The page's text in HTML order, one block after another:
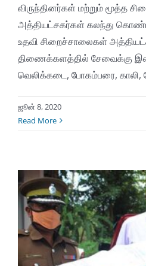
விருந்தினர்கள் மற்றும் மூத்த
அத்தியட்சகர்கள் கலந்து
உதவி சிறைச்சாலைகள்
திணைக்களத்தில் சேவைக்கு
வெலிக்கடை, போகம்பரை, காலி,
ஜூன் 8, 2020
Read More